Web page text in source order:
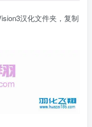
汉化文件夹，复制